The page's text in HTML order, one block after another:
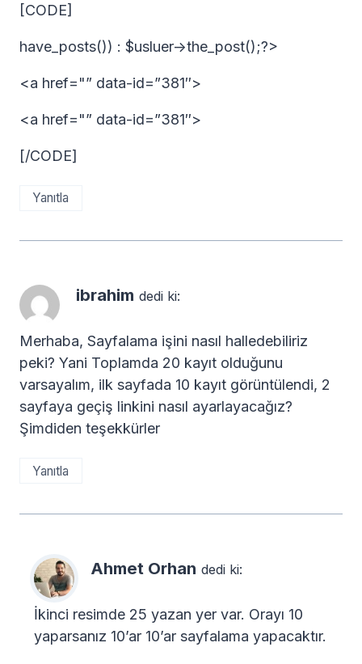
[CODE]
have_posts()) : $usluer->the_post();?>
<a href="” data-id=”381″>
<a href="” data-id=”381″>
[/CODE]
Yanıtla
ibrahim dedi ki:
Merhaba, Sayfalama işini nasıl halledebiliriz
peki? Yani Toplamda 20 kayıt olduğunu
varsayalım, ilk sayfada 10 kayıt görüntülendi, 2
sayfaya geçiş linkini nasıl ayarlayacağız?
Şimdiden teşekkürler
Yanıtla
Ahmet Orhan dedi ki:
İkinci resimde 25 yazan yer var. Orayı 10
yaparsanız 10’ar 10’ar sayfalama yapacaktır.